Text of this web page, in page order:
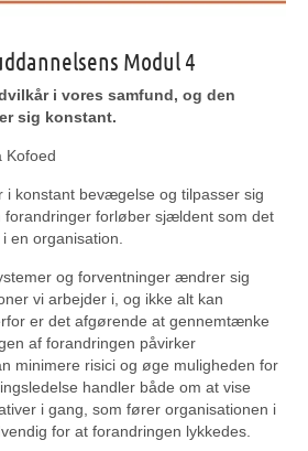
Modul 4
i vores samfund, og den
sig konstant.
Kofoed
i konstant bevægelse og tilpasser sig
forandringer forløber sjældent som det
en organisation.
og forventninger ændrer sig
vi arbejder i, og ikke alt kan
er det afgørende at gennemtænke
af forandringen påvirker
minimere risici og øge muligheden for
handler både om at vise
i gang, som fører organisationen i
for at forandringen lykkedes.